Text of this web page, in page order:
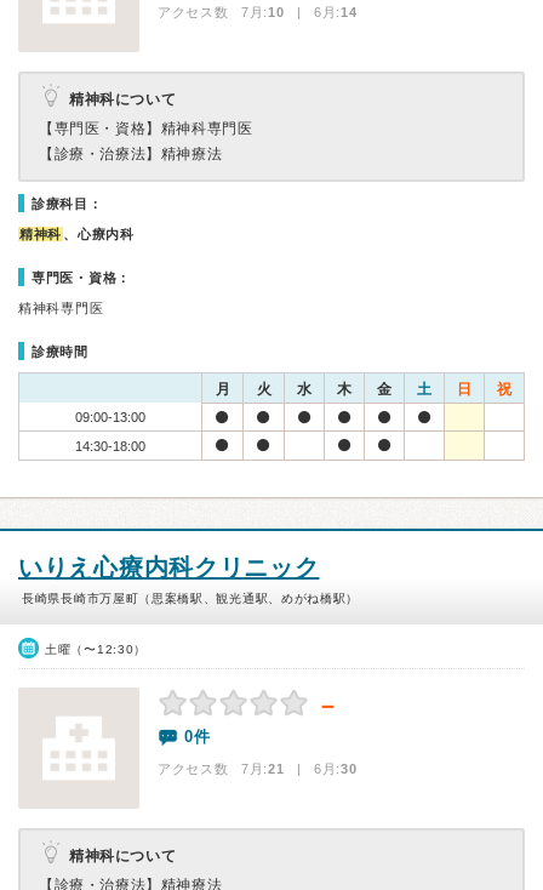
アクセス数 7月:10 | 6月:14
精神科について
【専門医・資格】 精神科専門医
【診療・治療法】 精神療法
診療科目：
精神科 、心療内科
専門医・資格：
精神科専門医
診療時間
月 火 水 木 金 土 日 祝
09:00-13:00
14:30-18:00
いりえ心療内科クリニック
長崎県長崎市万屋町（思案橋駅、観光通駅、めがね橋駅）
土曜（〜12:30）
－
0件
アクセス数 7月:21 | 6月:30
精神科について
【診療・治療法】 精神療法